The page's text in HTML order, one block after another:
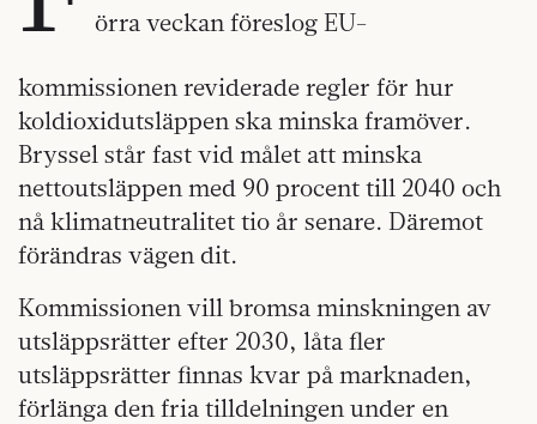
örra veckan föreslog EU-
kommissionen reviderade regler för hur
koldioxidutsläppen ska minska framöver.
Bryssel står fast vid målet att minska
nettoutsläppen med 90 procent till 2040 och
nå klimatneutralitet tio år senare. Däremot
förändras vägen dit.
Kommissionen vill bromsa minskningen av
utsläppsrätter efter 2030, låta fler
utsläppsrätter finnas kvar på marknaden,
förlänga den fria tilldelningen under en